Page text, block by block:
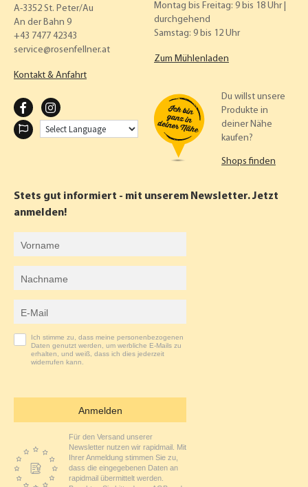
A-3352 St. Peter/Au
An der Bahn 9
+43 7477 42343
service
rosenfellner.at
Kontakt & Anfahrt
F
O
O
N
G
R
Montag bis Freitag: 9 bis 18 Uhr |
durchgehend
Samstag: 9 bis 12 Uhr
Zum Mühlenladen
Du willst unsere
Produkte in
deiner Nähe
kaufen?
Shops finden
Stets gut informiert - mit unserem Newsletter. Jetzt
anmelden!
Ich stimme zu, dass meine personenbezogenen
Daten genutzt werden, um werbliche E-Mails zu
erhalten, und weiß, dass ich dies jederzeit
widerrufen kann.
Anmelden
Für den Versand unserer
Newsletter nutzen wir rapidmail. Mit
Ihrer Anmeldung stimmen Sie zu,
dass die eingegebenen Daten an
rapidmail übermittelt werden.